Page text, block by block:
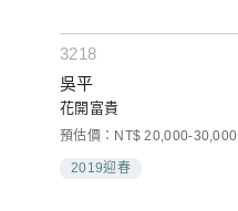
3218
吳平
花開富貴
預估價：NT$ 20,000-30,000
2019迎春